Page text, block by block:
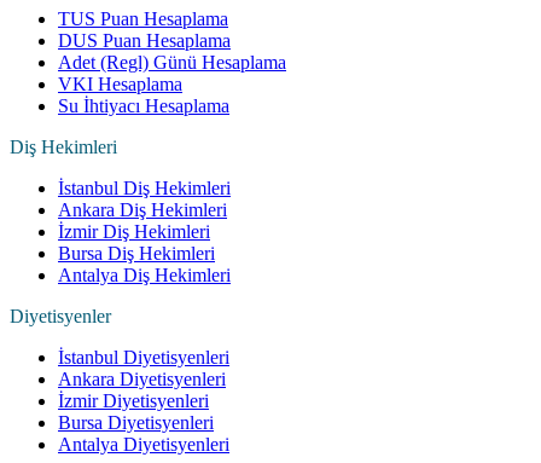
TUS Puan Hesaplama
DUS Puan Hesaplama
Adet (Regl) Günü Hesaplama
VKI Hesaplama
Su İhtiyacı Hesaplama
Diş Hekimleri
İstanbul Diş Hekimleri
Ankara Diş Hekimleri
İzmir Diş Hekimleri
Bursa Diş Hekimleri
Antalya Diş Hekimleri
Diyetisyenler
İstanbul Diyetisyenleri
Ankara Diyetisyenleri
İzmir Diyetisyenleri
Bursa Diyetisyenleri
Antalya Diyetisyenleri